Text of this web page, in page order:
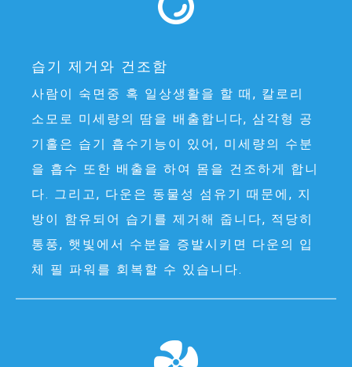
습기 제거와 건조함
사람이 숙면중 혹 일상생활을 할 때, 칼로리
소모로 미세량의 땀을 배출합니다, 삼각형 공
기홀은 습기 흡수기능이 있어, 미세량의 수분
을 흡수 또한 배출을 하여 몸을 건조하게 합니
다. 그리고, 다운은 동물성 섬유기 때문에, 지
방이 함유되어 습기를 제거해 줍니다, 적당히
통풍, 햇빛에서 수분을 증발시키면 다운의 입
체 필 파워를 회복할 수 있습니다.